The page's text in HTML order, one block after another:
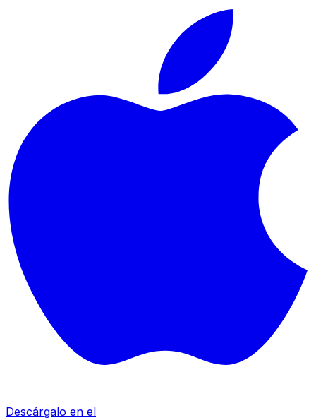
Descárgalo en el